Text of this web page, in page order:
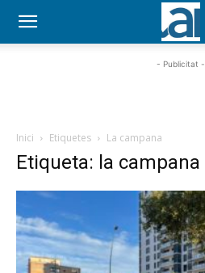
- Publicitat -
Inici Etiquetes La campana
Etiqueta: la campana